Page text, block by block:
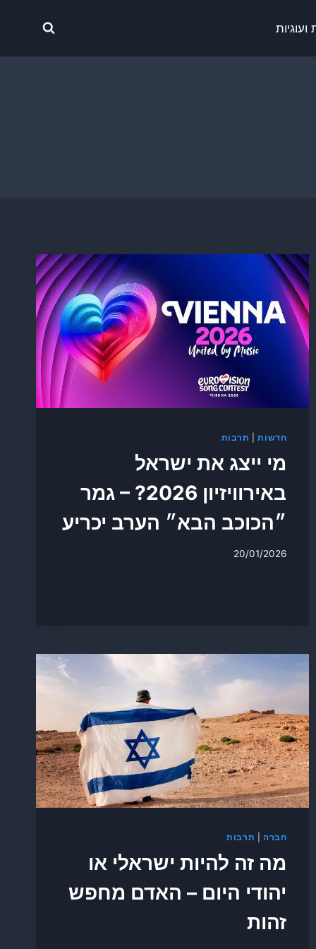
ועוגיות
חדשות| תרבות
מי ייצג את ישראל
באירוויזיון 2026? – גמר
״הכוכב הבא״ הערב יכריע
20/01/2026
חברה תרבות
מה זה להיות ישראלי או
יהודי היום – האדם מחפש
זהות